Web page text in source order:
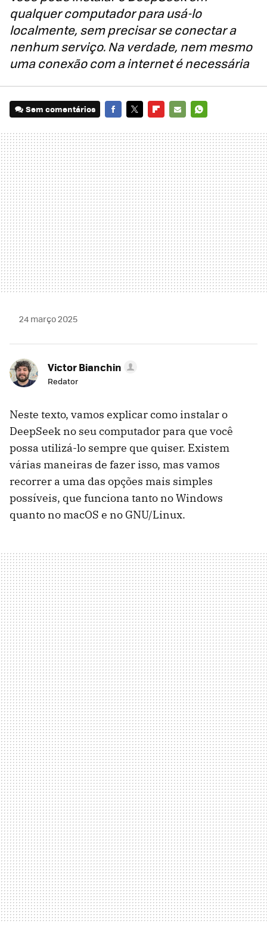
qualquer computador para usá-lo
localmente, sem precisar se conectar a
nenhum serviço. Na verdade, nem mesmo
uma conexão com a internet é necessária
Sem comentários
MAIL
24 março 2025
Victor Bianchin
Redator
Neste texto, vamos explicar como instalar o
DeepSeek no seu computador para que você
possa utilizá-lo sempre que quiser. Existem
várias maneiras de fazer isso, mas vamos
recorrer a uma das opções mais simples
possíveis, que funciona tanto no Windows
quanto no macOS e no GNU/Linux.